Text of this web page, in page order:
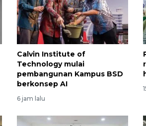
Calvin Institute of
Technology mulai
pembangunan Kampus BSD
berkonsep AI
6 jam lalu